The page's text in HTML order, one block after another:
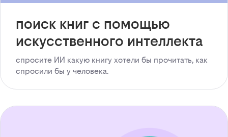
поиск книг с помощью
искусственного интеллекта
спросите ИИ какую книгу хотели бы прочитать, как
спросили бы у человека.